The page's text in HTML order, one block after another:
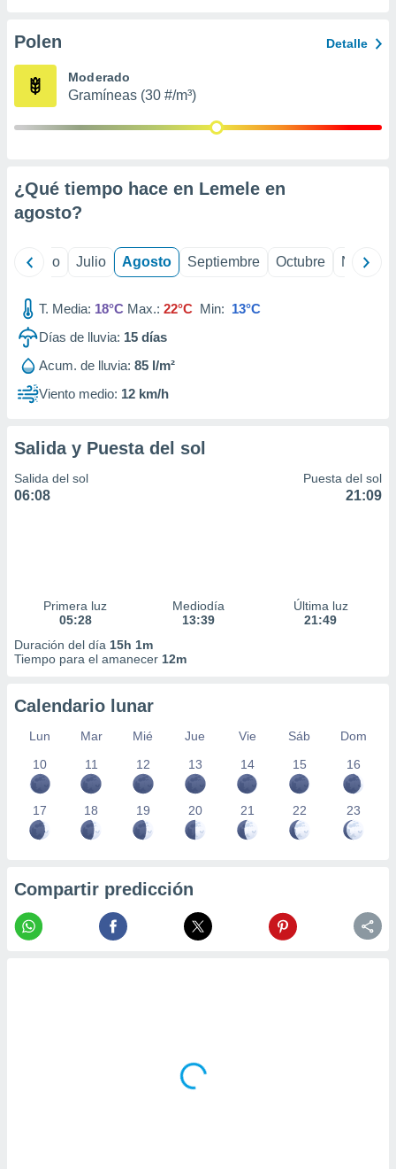
e
mediante
de
1199
Polen Detalle
Moderado
Gramíneas (30 #/m³)
¿Qué tiempo hace en Lemele en
agosto?
Junio Julio Agosto Septiembre Octubre
T. Media: 18°C Max.: 22°C Min: 13°C
Días de lluvia: 15 días
Acum. de lluvia: 85 l/m²
Viento medio: 12 km/h
Salida y Puesta del sol
Salida del sol
06:08
Puesta del sol
21:09
Primera luz
05:28
Mediodía
13:39
Última luz
21:49
Duración del día 15h 1m
Tiempo para el amanecer 12m
Calendario lunar
Lun Mar Mié Jue Vie Sáb
Dom
10
11 12 13 14 15 16
17 18 19 20 21 22 23
Compartir predicción